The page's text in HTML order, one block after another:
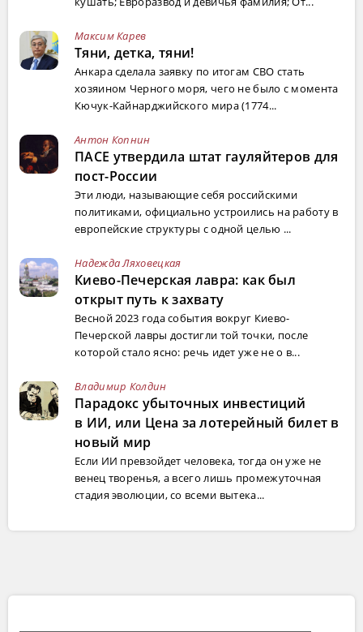
Максим Карев
Тяни, детка, тяни!
Анкара сделала заявку по итогам СВО стать
хозяином Черного моря, чего не было с момента
Кючук-Кайнарджийского мира (1774...
Антон Копнин
ПАСЕ утвердила штат гауляйтеров для
пост-России
Эти люди, называющие себя российскими
политиками, официально устроились на работу в
европейские структуры с одной целью ...
Надежда Ляховецкая
Киево-Печерская лавра: как был
открыт путь к захвату
Весной 2023 года события вокруг Киево-
Печерской лавры достигли той точки, после
которой стало ясно: речь идет уже не о в...
Владимир Колдин
Парадокс убыточных инвестиций
в ИИ, или Цена за лотерейный билет в
новый мир
Если ИИ превзойдет человека, тогда он уже не
венец творенья, а всего лишь промежуточная
стадия эволюции, со всеми вытека...